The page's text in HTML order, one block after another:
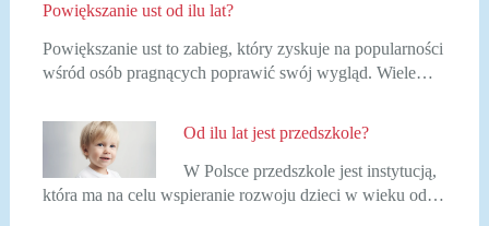
Powiększanie ust od ilu lat?
Powiększanie ust to zabieg, który zyskuje na popularności
wśród osób pragnących poprawić swój wygląd. Wiele…
Od ilu lat jest przedszkole?
W Polsce przedszkole jest instytucją,
która ma na celu wspieranie rozwoju dzieci w wieku od…